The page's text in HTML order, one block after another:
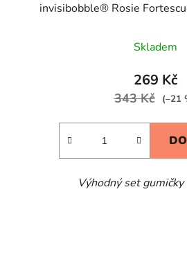
invisibobble® Rosie
Skladem
269 Kč
343 Kč (–21
Výhodný set